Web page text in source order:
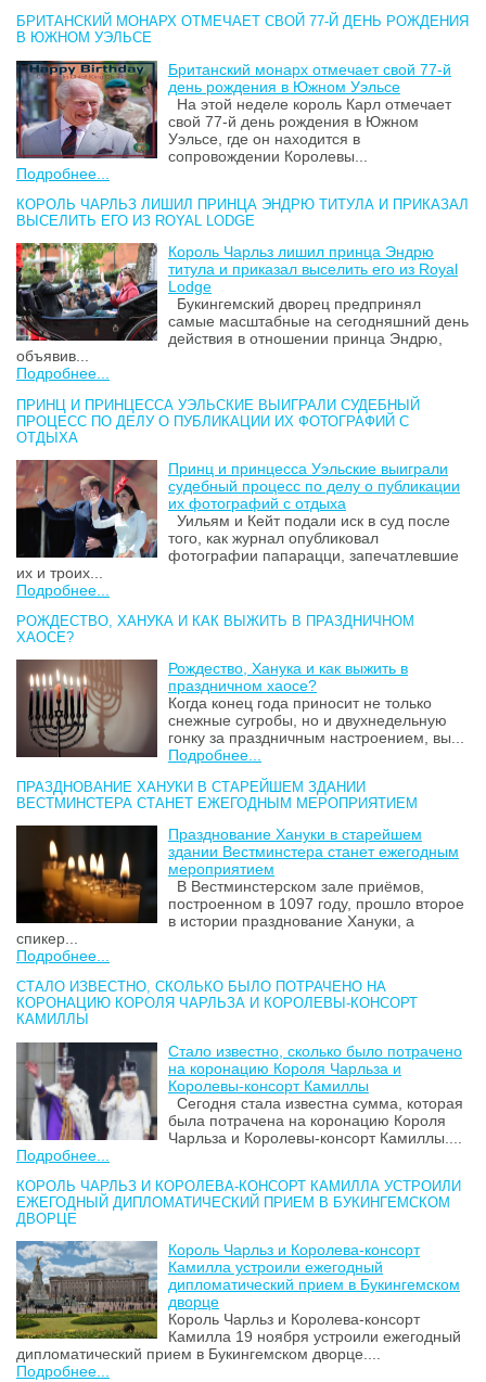
БРИТАНСКИЙ МОНАРХ ОТМЕЧАЕТ СВОЙ 77-Й ДЕНЬ РОЖДЕНИЯ
В ЮЖНОМ УЭЛЬСЕ
Британский монарх отмечает свой 77-й
день рождения в Южном Уэльсе
На этой неделе король Карл отмечает
свой 77-й день рождения в Южном
Уэльсе, где он находится в
сопровождении Королевы...
Подробнее...
КОРОЛЬ ЧАРЛЬЗ ЛИШИЛ ПРИНЦА ЭНДРЮ ТИТУЛА И ПРИКАЗАЛ
ВЫСЕЛИТЬ ЕГО ИЗ ROYAL LODGE
Король Чарльз лишил принца Эндрю
титула и приказал выселить его из Royal
Lodge
Букингемский дворец предпринял
самые масштабные на сегодняшний день
действия в отношении принца Эндрю,
объявив...
Подробнее...
ПРИНЦ И ПРИНЦЕССА УЭЛЬСКИЕ ВЫИГРАЛИ СУДЕБНЫЙ
ПРОЦЕСС ПО ДЕЛУ О ПУБЛИКАЦИИ ИХ ФОТОГРАФИЙ С
ОТДЫХА
Принц и принцесса Уэльские выиграли
судебный процесс по делу о публикации
их фотографий с отдыха
Уильям и Кейт подали иск в суд после
того, как журнал опубликовал
фотографии папарацци, запечатлевшие
их и троих...
Подробнее...
РОЖДЕСТВО, ХАНУКА И КАК ВЫЖИТЬ В ПРАЗДНИЧНОМ
ХАОСЕ?
Рождество, Ханука и как выжить в
праздничном хаосе?
Когда конец года приносит не только
снежные сугробы, но и двухнедельную
гонку за праздничным настроением, вы...
Подробнее...
ПРАЗДНОВАНИЕ ХАНУКИ В СТАРЕЙШЕМ ЗДАНИИ
ВЕСТМИНСТЕРА СТАНЕТ ЕЖЕГОДНЫМ МЕРОПРИЯТИЕМ
Празднование Хануки в старейшем
здании Вестминстера станет ежегодным
мероприятием
В Вестминстерском зале приёмов,
построенном в 1097 году, прошло второе
в истории празднование Хануки, а
спикер...
Подробнее...
СТАЛО ИЗВЕСТНО, СКОЛЬКО БЫЛО ПОТРАЧЕНО НА
КОРОНАЦИЮ КОРОЛЯ ЧАРЛЬЗА И КОРОЛЕВЫ-КОНСОРТ
КАМИЛЛЫ
Стало известно, сколько было потрачено
на коронацию Короля Чарльза и
Королевы-консорт Камиллы
Сегодня стала известна сумма, которая
была потрачена на коронацию Короля
Чарльза и Королевы-консорт Камиллы....
Подробнее...
КОРОЛЬ ЧАРЛЬЗ И КОРОЛЕВА-КОНСОРТ КАМИЛЛА УСТРОИЛИ
ЕЖЕГОДНЫЙ ДИПЛОМАТИЧЕСКИЙ ПРИЕМ В БУКИНГЕМСКОМ
ДВОРЦЕ
Король Чарльз и Королева-консорт
Камилла устроили ежегодный
дипломатический прием в Букингемском
дворце
Король Чарльз и Королева-консорт
Камилла 19 ноября устроили ежегодный
дипломатический прием в Букингемском дворце....
Подробнее...